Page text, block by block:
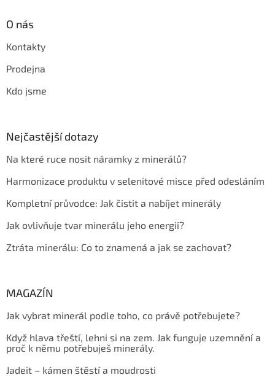
O nás
Kontakty
Prodejna
Kdo jsme
Nejčastější dotazy
Na které ruce nosit náramky z minerálů?
Harmonizace produktu v selenitové misce před odesláním
Kompletní průvodce: Jak čistit a nabíjet minerály
Jak ovlivňuje tvar minerálu jeho energii?
Ztráta minerálu: Co to znamená a jak se zachovat?
MAGAZÍN
Jak vybrat minerál podle toho, co právě potřebujete?
Když hlava třeští, lehni si na zem. Jak funguje uzemnění a
proč k němu potřebuješ minerály.
Jadeit – kámen štěstí a moudrosti